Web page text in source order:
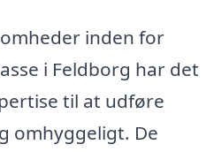
inden for
i Feldborg har det
til at udføre
omhyggeligt. De